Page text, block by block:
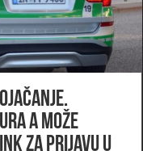
a može
ZA PRIJAVU U